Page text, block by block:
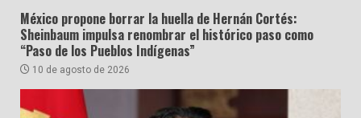
México propone borrar la huella de Hernán Cortés:
Sheinbaum impulsa renombrar el histórico paso como
“Paso de los Pueblos Indígenas”
10 de agosto de 2026